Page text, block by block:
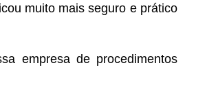
muito mais seguro e prático
empresa de procedimentos